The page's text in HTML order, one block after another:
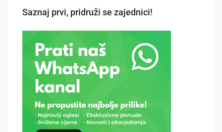
Saznaj prvi, pridruži se zajednici!